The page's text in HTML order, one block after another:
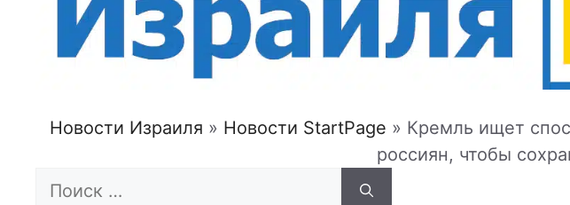
Новости Израиля » Новости StartPage » Кремль ищет
россиян, чтобы
Поиск: